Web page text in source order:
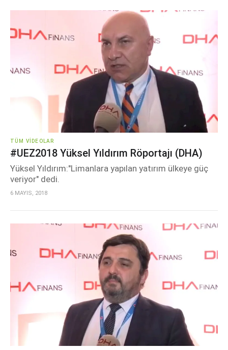
TÜM VIDEOLAR
#UEZ2018 Yüksel Yıldırım Röportajı (DHA)
Yüksel Yıldırım:"Limanlara yapılan yatırım ülkeye güç
veriyor" dedi.
6 MAYIS, 2018